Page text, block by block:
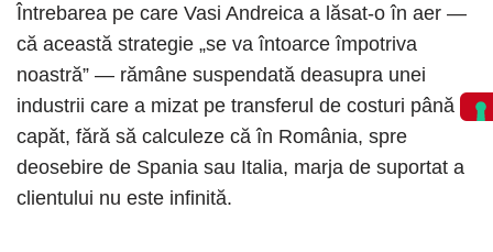
Întrebarea pe care Vasi Andreica a lăsat-o în aer —
că această strategie „se va întoarce împotriva
noastră” — rămâne suspendată deasupra unei
industrii care a mizat pe transferul de costuri până la
capăt, fără să calculeze că în România, spre
deosebire de Spania sau Italia, marja de suportat a
clientului nu este infinită.